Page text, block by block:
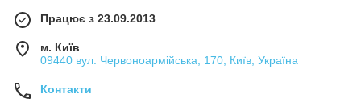
Працює з 23.09.2013
м. Київ
09440 вул. Червоноармійська, 170, Київ, Україна
Контакти